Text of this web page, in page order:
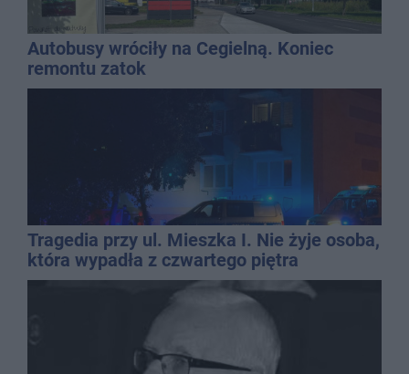
Autobusy wróciły na Cegielną. Koniec
remontu zatok
Tragedia przy ul. Mieszka I. Nie żyje osoba,
która wypadła z czwartego piętra